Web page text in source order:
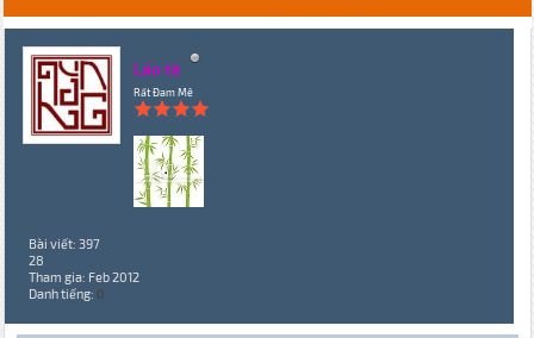
Lão tè
Rất Đam Mê
Bài viết: 397
28
Tham gia: Feb 2012
Danh tiếng: 0